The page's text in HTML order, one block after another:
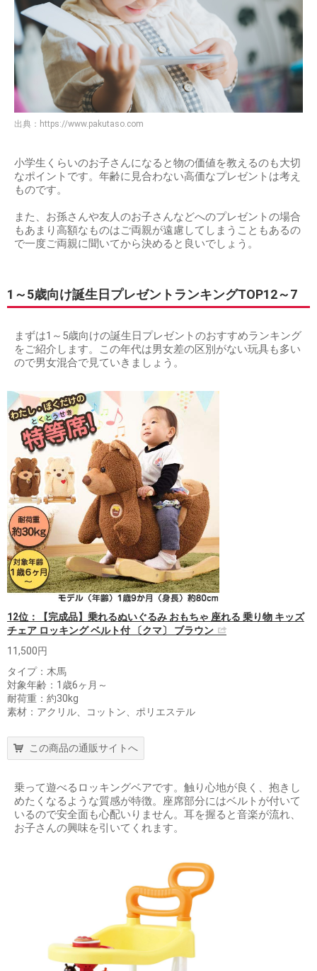
出典： https://www.pakutaso.com
小学生くらいのお子さんになると物の価値を教えるのも大切
なポイントです。年齢に見合わない高価なプレゼントは考え
ものです。
また、お孫さんや友人のお子さんなどへのプレゼントの場合
もあまり高額なものはご両親が遠慮してしまうこともあるの
で一度ご両親に聞いてから決めると良いでしょう。
1～5歳向け誕生日プレゼントランキングTOP12～7
まずは1～5歳向けの誕生日プレゼントのおすすめランキング
をご紹介します。この年代は男女差の区別がない玩具も多い
ので男女混合で見ていきましょう。
12位：【完成品】乗れるぬいぐるみ おもちゃ 座れる 乗り物 キッズ
チェア ロッキング ベルト付 〔クマ〕 ブラウン
11,500円
タイプ：木馬
対象年齢：1歳6ヶ月～
耐荷重：約30kg
素材：アクリル、コットン、ポリエステル
この商品の通販サイトへ
乗って遊べるロッキングベアです。触り心地が良く、抱きし
めたくなるような質感が特徴。座席部分にはベルトが付いて
いるので安全面も心配いりません。耳を握ると音楽が流れ、
お子さんの興味を引いてくれます。